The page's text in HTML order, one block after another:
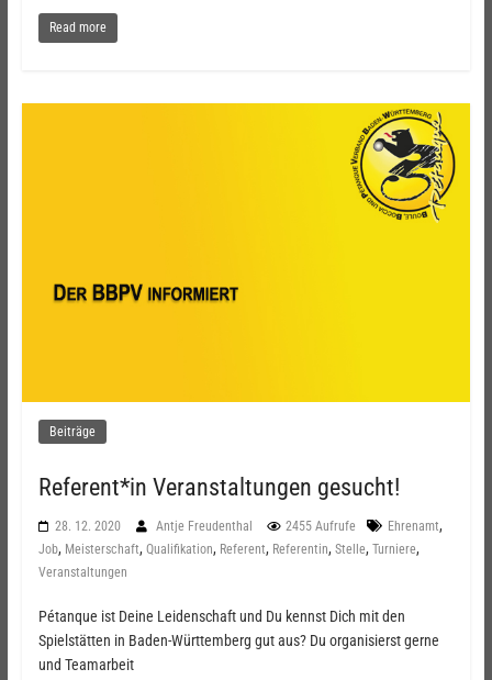
Read more
Beiträge
Referent*in Veranstaltungen gesucht!
28. 12. 2020 Antje Freudenthal 2455 Aufrufe Ehrenamt,
Job, Meisterschaft, Qualifikation, Referent, Referentin, Stelle, Turniere,
Veranstaltungen
Pétanque ist Deine Leidenschaft und Du kennst Dich mit den
Spielstätten in Baden-Württemberg gut aus? Du organisierst gerne
und Teamarbeit